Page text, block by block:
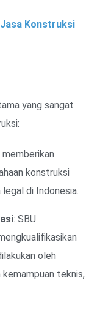
Konstruksi
yang sangat
memberikan
konstruksi
di Indonesia.
: SBU
oleh
kemampuan teknis,